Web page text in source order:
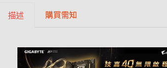
描述 購買需知